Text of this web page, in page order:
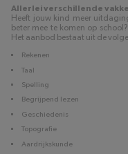
Allerlei verschillende
Heeft jouw kind meer
beter mee te komen op
Het aanbod bestaat uit de
Rekenen
Taal
Spelling
Begrijpend lezen
Geschiedenis
Topografie
Aardrijkskunde